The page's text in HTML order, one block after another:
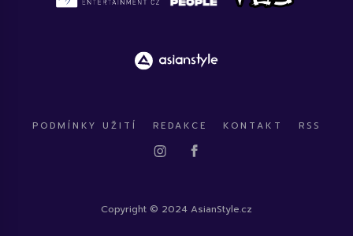
PODMÍNKY UŽITÍ REDAKCE KONTAKT RSS
Copyright © 2024 AsianStyle.cz